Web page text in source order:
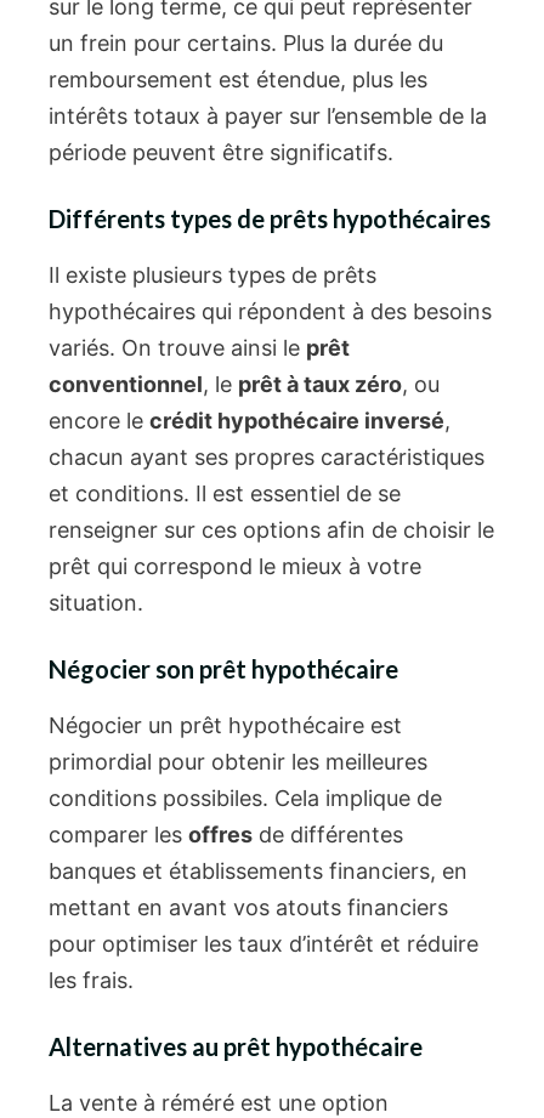
sur le long terme, ce qui peut représenter
un frein pour certains. Plus la durée du
remboursement est étendue, plus les
intérêts totaux à payer sur l’ensemble de la
période peuvent être significatifs.
Différents types de prêts hypothécaires
Il existe plusieurs types de prêts
hypothécaires qui répondent à des besoins
variés. On trouve ainsi le prêt
conventionnel, le prêt à taux zéro, ou
encore le crédit hypothécaire inversé,
chacun ayant ses propres caractéristiques
et conditions. Il est essentiel de se
renseigner sur ces options afin de choisir le
prêt qui correspond le mieux à votre
situation.
Négocier son prêt hypothécaire
Négocier un prêt hypothécaire est
primordial pour obtenir les meilleures
conditions possibiles. Cela implique de
comparer les offres de différentes
banques et établissements financiers, en
mettant en avant vos atouts financiers
pour optimiser les taux d’intérêt et réduire
les frais.
Alternatives au prêt hypothécaire
La vente à réméré est une option